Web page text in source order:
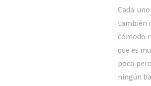
Cada
también
cómodo
que es
poco
ningún